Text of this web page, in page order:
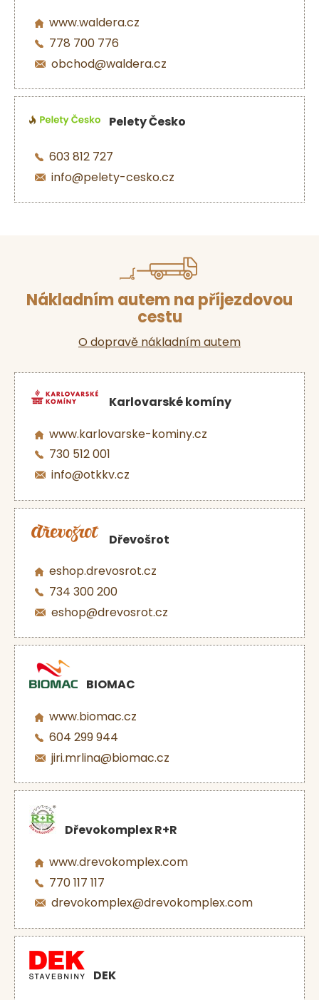
www.waldera.cz
778 700 776
obchod@waldera.cz
Pelety Česko
603 812 727
info@pelety-cesko.cz
Nákladním autem na příjezdovou
cestu
O dopravě nákladním autem
Karlovarské komíny
www.karlovarske-kominy.cz
730 512 001
info@otkkv.cz
Dřevošrot
eshop.drevosrot.cz
734 300 200
eshop@drevosrot.cz
BIOMAC
www.biomac.cz
604 299 944
jiri.mrlina@biomac.cz
Dřevokomplex R+R
www.drevokomplex.com
770 117 117
drevokomplex@drevokomplex.com
DEK